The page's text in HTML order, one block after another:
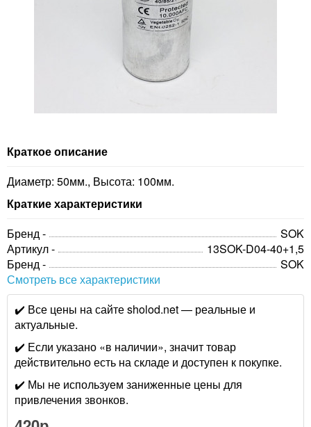
Краткое описание
Диаметр: 50мм., Высота: 100мм.
Краткие характеристики
Бренд -
SOK
Артикул -
13SOK-D04-40+1,5
Бренд -
SOK
Смотреть все характеристики
✔️ Все цены на сайте sholod.net — реальные и
актуальные.
✔️ Если указано «в наличии», значит товар
действительно есть на складе и доступен к покупке.
✔️ Мы не используем заниженные цены для
привлечения звонков.